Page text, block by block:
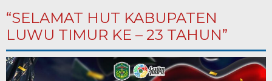
“SELAMAT HUT KABUPATEN
LUWU TIMUR KE – 23 TAHUN”